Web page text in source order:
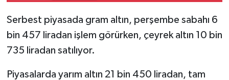
Serbest piyasada gram altın, perşembe sabahı 6
bin 457 liradan işlem görürken, çeyrek altın 10 bin
735 liradan satılıyor.
Piyasalarda yarım altın 21 bin 450 liradan, tam